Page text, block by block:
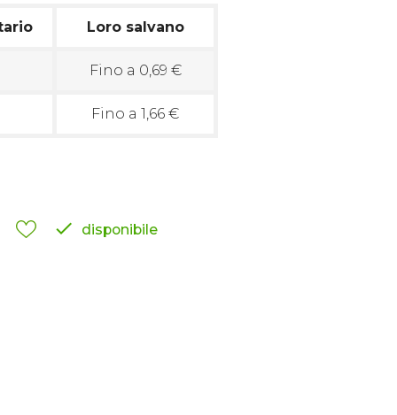
Loro salvano
Fino a 0,69 €
Fino a 1,66 €
 disponibile